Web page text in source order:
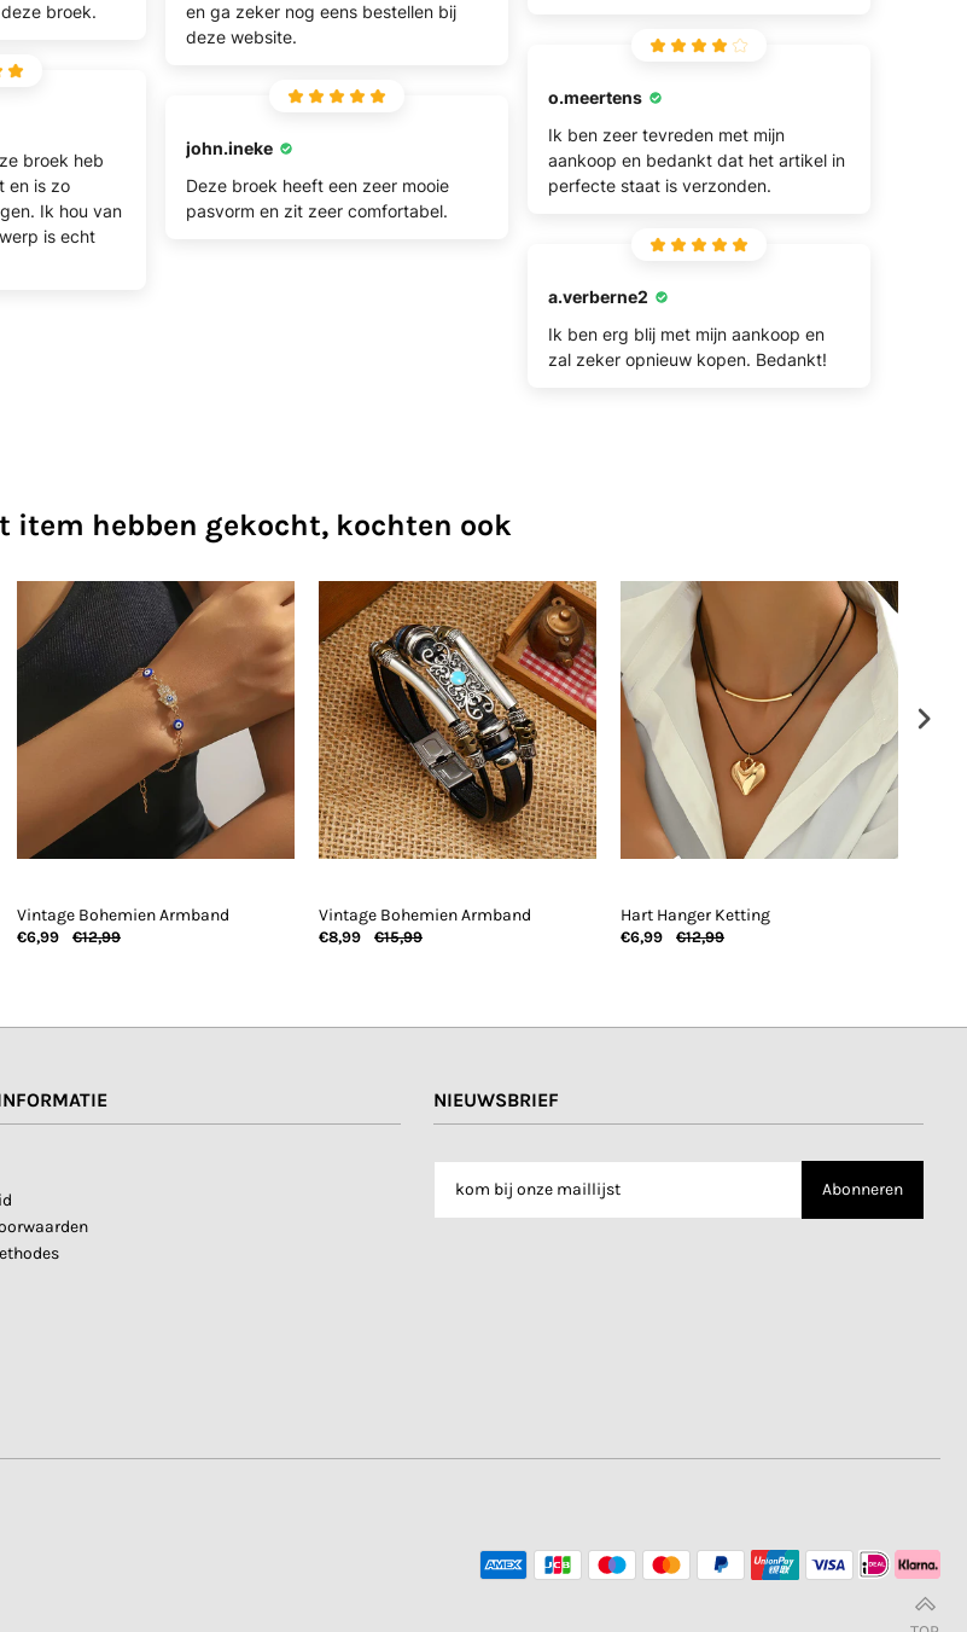
broek.
en ga zeker nog eens bestellen bij
deze website.
o.meertens
Ik ben zeer tevreden met mijn
aankoop en bedankt dat het artikel in
perfecte staat is verzonden.
broek heb
en is zo
Ik hou van
is echt
john.ineke
Deze broek heeft een zeer mooie
pasvorm en zit zeer comfortabel.
a.verberne2
Ik ben erg blij met mijn aankoop en
zal zeker opnieuw kopen. Bedankt!
item hebben gekocht, kochten ook
Vintage Bohemien Armband
€6,99 €12,99
Vintage Bohemien Armband
€8,99 €15,99
Hart Hanger Ketting
€6,99 €12,99
NIEUWSBRIEF